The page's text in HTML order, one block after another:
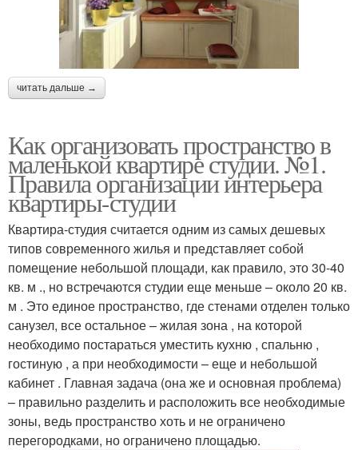
читать дальше →
Как организовать пространство в
маленькой квартире студии. №1.
Правила организации интерьера
квартиры-студии
Квартира-студия считается одним из самых дешевых
типов современного жилья и представляет собой
помещение небольшой площади, как правило, это 30-40
кв. м ., но встречаются студии еще меньше – около 20 кв.
м . Это единое пространство, где стенами отделен только
санузел, все остальное – жилая зона , на которой
необходимо постараться уместить кухню , спальню ,
гостиную , а при необходимости – еще и небольшой
кабинет . Главная задача (она же и основная проблема)
– правильно разделить и расположить все необходимые
зоны, ведь пространство хоть и не ограничено
перегородками, но ограничено площадью.